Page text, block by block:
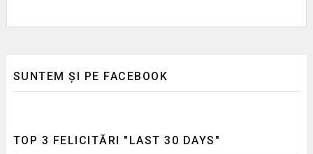
SUNTEM ȘI PE FACEBOOK
TOP 3 FELICITĂRI "LAST 30 DAYS"